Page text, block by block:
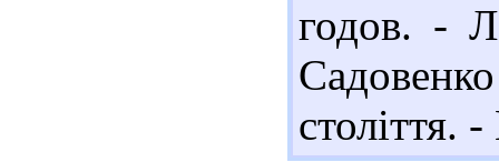
годов. -
століття.